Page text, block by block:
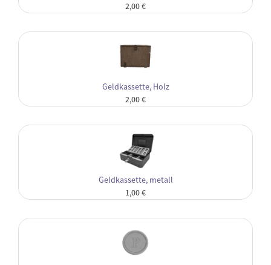
2,00 €
Geldkassette, Holz
2,00 €
Geldkassette, metall
1,00 €